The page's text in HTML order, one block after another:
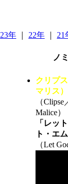
23年 22年 21
ノ
クリプ
マリス）
（Clipse
Malice）
「レッ
ト・エ
（Let